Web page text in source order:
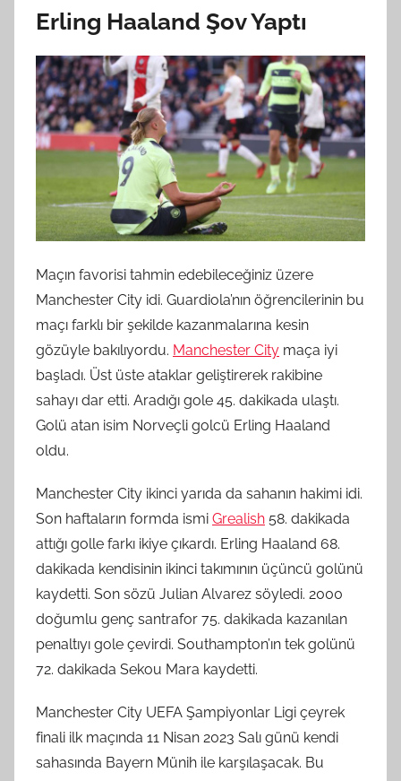
Erling Haaland Şov Yaptı
Maçın favorisi tahmin edebileceğiniz üzere
Manchester City idi. Guardiola’nın öğrencilerinin bu
maçı farklı bir şekilde kazanmalarına kesin
gözüyle bakılıyordu. Manchester City maça iyi
başladı. Üst üste ataklar geliştirerek rakibine
sahayı dar etti. Aradığı gole 45. dakikada ulaştı.
Golü atan isim Norveçli golcü Erling Haaland
oldu.
Manchester City ikinci yarıda da sahanın hakimi idi.
Son haftaların formda ismi Grealish 58. dakikada
attığı golle farkı ikiye çıkardı. Erling Haaland 68.
dakikada kendisinin ikinci takımının üçüncü golünü
kaydetti. Son sözü Julian Alvarez söyledi. 2000
doğumlu genç santrafor 75. dakikada kazanılan
penaltıyı gole çevirdi. Southampton’ın tek golünü
72. dakikada Sekou Mara kaydetti.
Manchester City UEFA Şampiyonlar Ligi çeyrek
finali ilk maçında 11 Nisan 2023 Salı günü kendi
sahasında Bayern Münih ile karşılaşacak. Bu